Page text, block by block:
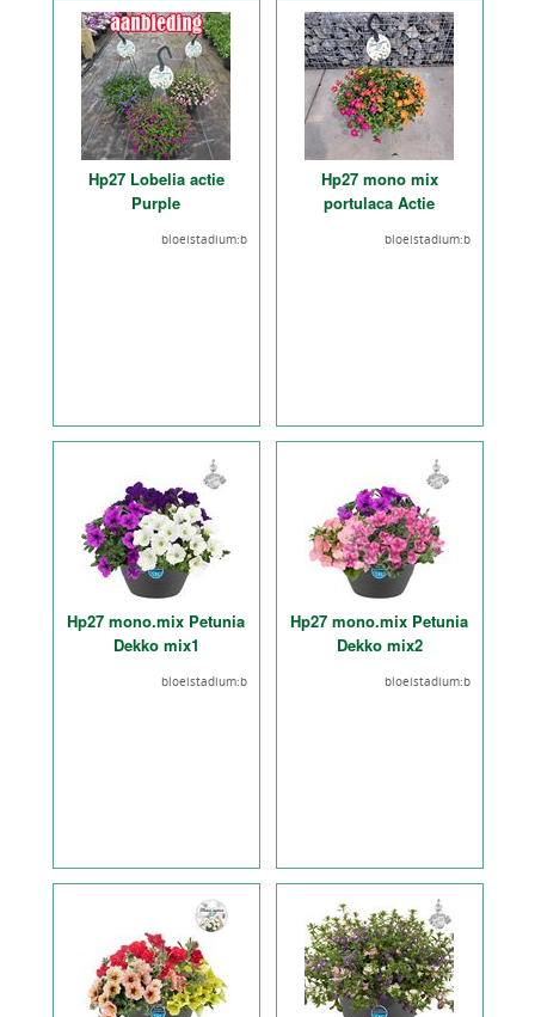
Hp27 Lobelia actie
Purple
bloeistadium:b
Hp27 mono mix
portulaca Actie
bloeistadium:b
Hp27 mono.mix Petunia
Dekko mix1
bloeistadium:b
Hp27 mono.mix Petunia
Dekko mix2
bloeistadium:b